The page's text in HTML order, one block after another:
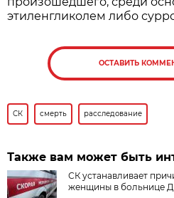
этиленгликолем либо
ОСТАВИТЬ
СК смерть расследование
Также вам может быть
СК устанавливает
женщины в больнице